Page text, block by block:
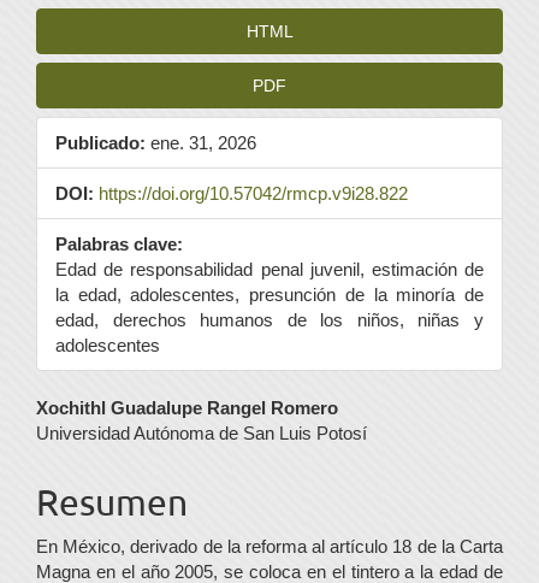
HTML
PDF
Publicado: ene. 31, 2026
DOI: https://doi.org/10.57042/rmcp.v9i28.822
Palabras clave:
Edad de responsabilidad penal juvenil, estimación de
la edad, adolescentes, presunción de la minoría de
edad, derechos humanos de los niños, niñas y
adolescentes
Contenido
principal
del
artículo
Xochithl Guadalupe Rangel Romero
Universidad Autónoma de San Luis Potosí
Resumen
En México, derivado de la reforma al artículo 18 de la Carta
Magna en el año 2005, se coloca en el tintero a la edad de